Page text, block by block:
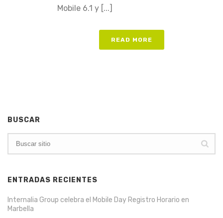
Mobile 6.1 y [...]
READ MORE
BUSCAR
ENTRADAS RECIENTES
Internalia Group celebra el Mobile Day Registro Horario en
Marbella